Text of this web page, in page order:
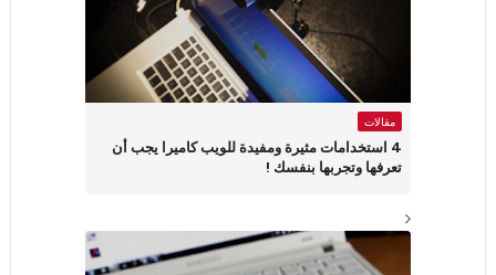
مقالات
4 استخدامات مثيرة ومفيدة للويب كاميرا يجب أن
تعرفها وتجربها بنفسك !